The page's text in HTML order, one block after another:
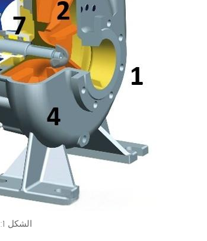
الشكل 1: المكونات الرئيسية للمضخة الطاردة المركزية